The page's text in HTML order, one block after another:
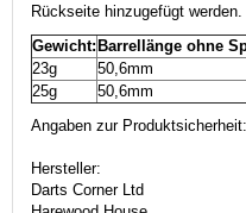
Rückseite hinzugefügt werden.
Gewicht:Barrellänge ohne
23g
50,6mm
25g
50,6mm
Angaben zur Produktsicherheit:
Hersteller:
Darts Corner Ltd